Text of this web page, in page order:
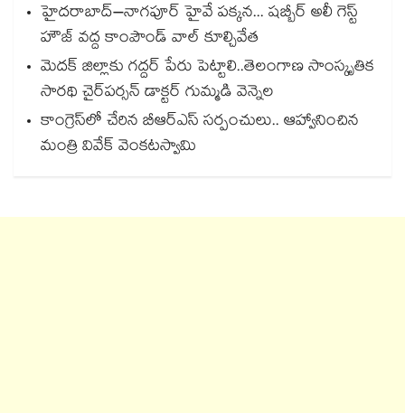
హైదరాబాద్–నాగపూర్ హైవే పక్కన... షబ్బీర్ అలీ గెస్ట్
హౌజ్ వద్ద కాంపౌండ్ వాల్ కూల్చివేత
మెదక్ జిల్లాకు గద్దర్ పేరు పెట్టాలి..తెలంగాణ సాంస్కృతిక
సారథి చైర్‌‌పర్సన్ డాక్టర్ గుమ్మడి వెన్నెల
కాంగ్రెస్‌‌‌‌లో చేరిన బీఆర్ఎస్ సర్పంచులు.. ఆహ్వానించిన
మంత్రి వివేక్ వెంకటస్వామి